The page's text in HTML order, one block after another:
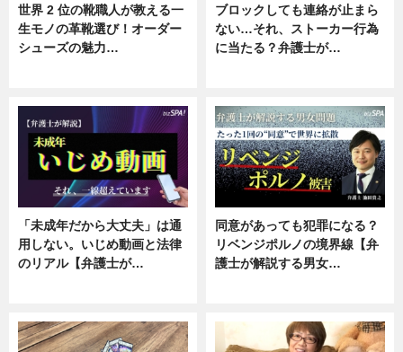
世界 2 位の靴職人が教える一
生モノの革靴選び！オーダー
シューズの魅力…
ブロックしても連絡が止まら
ない…それ、ストーカー行為
に当たる？弁護士が…
「未成年だから大丈夫」は通
用しない。いじめ動画と法律
のリアル【弁護士が…
同意があっても犯罪になる？
リベンジポルノの境界線【弁
護士が解説する男女…